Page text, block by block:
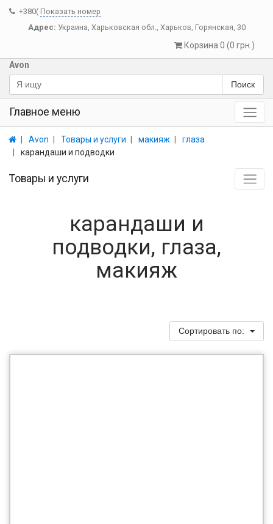
+380( Показать номер
Адрес: Украина, Харьковская обл., Харьков, Горянская, 30
Корзина 0 (0 грн.)
Avon
Поиск
Главное меню
Avon Товары и услуги макияж
глаза
карандаши и подводки
Товары и услуги
карандаши и
подводки, глаза,
макияж
Сортировать по: